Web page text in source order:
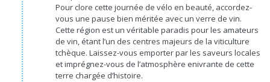
Pour clore cette journée de vélo en beauté, accordez-
vous une pause bien méritée avec un verre de vin.
Cette région est un véritable paradis pour les amateurs
de vin, étant l’un des centres majeurs de la viticulture
tchèque. Laissez-vous emporter par les saveurs locales
et imprégnez-vous de l’atmosphère enivrante de cette
terre chargée d’histoire.